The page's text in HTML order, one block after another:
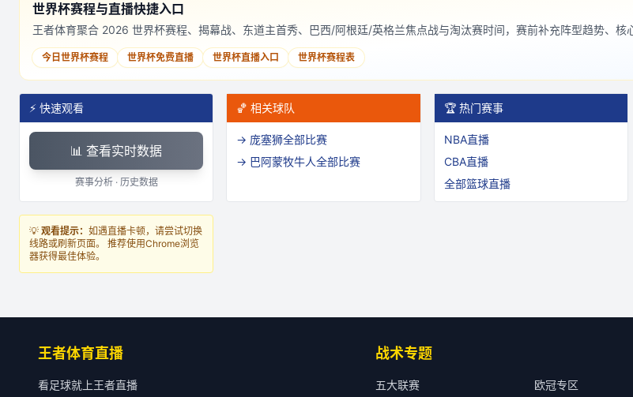
世界杯赛程与直播快捷入口
王者体育聚合 2026 世界杯赛程、揭幕战、东道主首秀、巴西/阿根廷/英格兰焦点战与淘汰赛时间，赛前补充阵型趋势、核
今日世界杯赛程 世界杯免费直播 世界杯直播入口 世界杯赛程表
⚡ 快速观看
📊 查看实时数据
赛事分析 · 历史数据
🏀 相关球队
→ 庞塞狮全部比赛
→ 巴阿蒙牧牛人全部比赛
🏆 热门赛事
NBA直播
CBA直播
全部篮球直播
💡 观看提示： 如遇直播卡顿，请尝试切换
线路或刷新页面。 推荐使用Chrome浏览
器获得最佳体验。
王者体育直播
看足球就上王者直播
战术专题
五大联赛 欧冠专区